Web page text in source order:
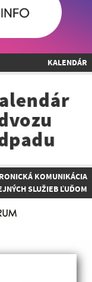
KALENDÁR
KOMUNIKÁCIA
SLUŽIEB ĽUĎOM